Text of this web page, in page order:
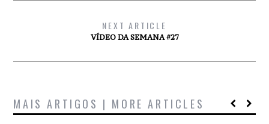
NEXT ARTICLE
VÍDEO DA SEMANA #27
MAIS ARTIGOS | MORE ARTICLES